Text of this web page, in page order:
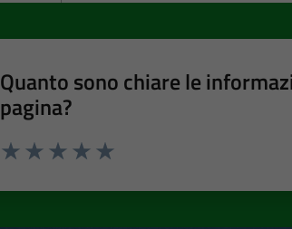
Quanto sono chiare le
pagina?